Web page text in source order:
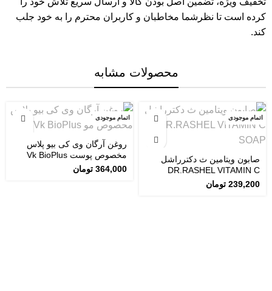
کرده است تا نظرشما مخاطبان و کاربران محترم را به خود جلب
کند.
محصولات مشابه
اتمام موجودی
صابون ویتامین ث دکترراشل
DR.RASHEL VITAMIN C
SOAP
239,200 تومان
اتمام موجودی
روغن آرگان وی کی بیو پلاس
مخصوص پوست Vk BioPlus
364,000 تومان